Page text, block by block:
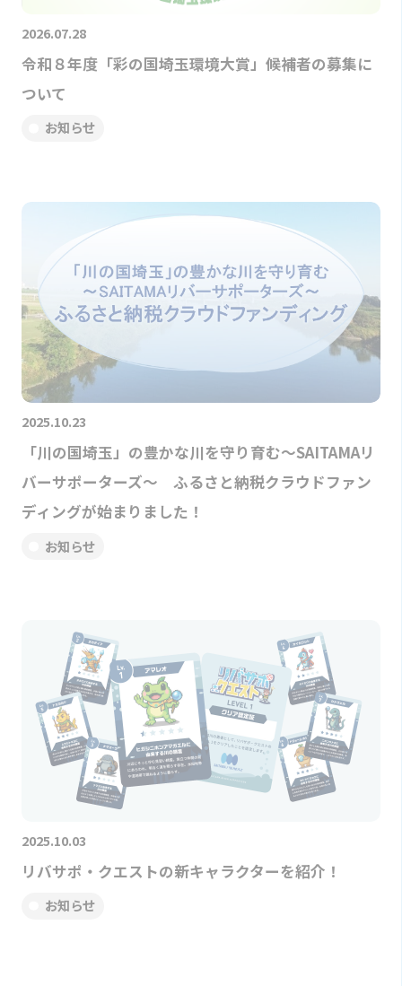
2026.07.28
令和８年度「彩の国埼玉環境大賞」候補者の募集に
ついて
お知らせ
2025.10.23
「川の国埼玉」の豊かな川を守り育む～SAITAMAリ
バーサポーターズ～ ふるさと納税クラウドファン
ディングが始まりました！
お知らせ
2025.10.03
リバサポ・クエストの新キャラクターを紹介！
お知らせ